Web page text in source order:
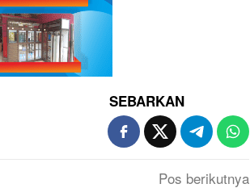
SEBARKAN
Pos berikutnya